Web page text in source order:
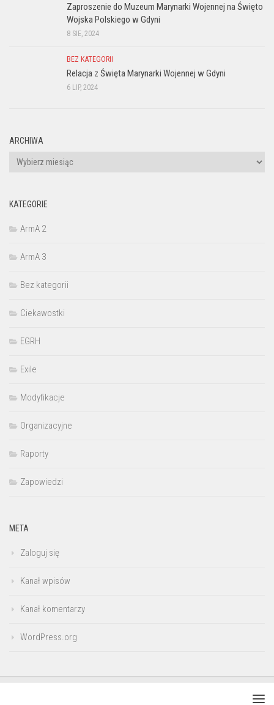
Zaproszenie do Muzeum Marynarki Wojennej na Święto
Wojska Polskiego w Gdyni
8 SIE, 2024
BEZ KATEGORII
Relacja z Święta Marynarki Wojennej w Gdyni
6 LIP, 2024
ARCHIWA
Archiwa
KATEGORIE
ArmA 2
ArmA 3
Bez kategorii
Ciekawostki
EGRH
Exile
Modyfikacje
Organizacyjne
Raporty
Zapowiedzi
META
Zaloguj się
Kanał wpisów
Kanał komentarzy
WordPress.org